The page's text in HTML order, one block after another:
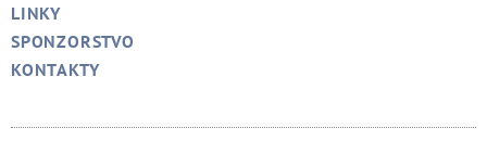
LINKY
SPONZORSTVO
KONTAKTY